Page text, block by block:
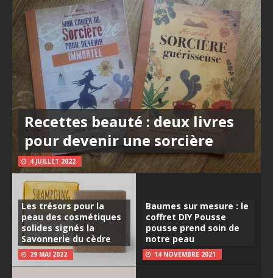
Recettes beauté : deux livres
pour devenir une sorcière
4 JUILLET 2022
Les trésors pour la
peau des cosmétiques
solides signés la
Savonnerie du cèdre
29 MAI 2022
Baumes sur mesure : le
coffret DIY Pousse
pousse prend soin de
notre peau
14 NOVEMBRE 2021